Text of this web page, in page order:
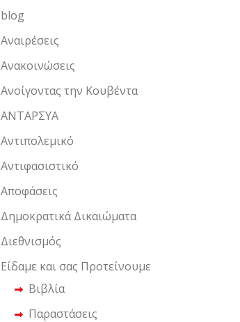
blog
Αναιρέσεις
Ανακοινώσεις
Ανοίγοντας την Κουβέντα
ΑΝΤΑΡΣΥΑ
Αντιπολεμικό
Αντιφασιστικό
Αποφάσεις
Δημοκρατικά Δικαιώματα
Διεθνισμός
Είδαμε και σας Προτείνουμε
Βιβλία
Παραστάσεις